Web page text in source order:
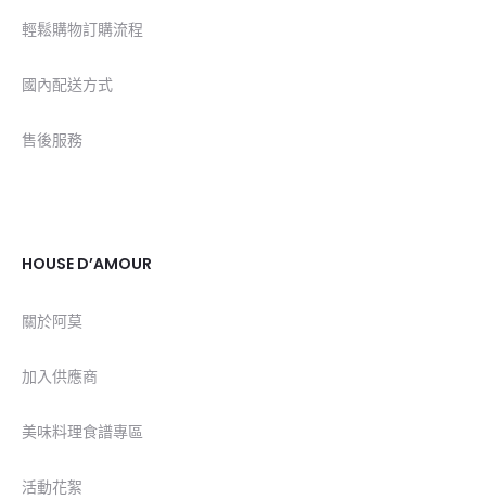
輕鬆購物訂購流程
國內配送方式
售後服務
HOUSE D’AMOUR
關於阿莫
加入供應商
美味料理食譜專區
活動花絮